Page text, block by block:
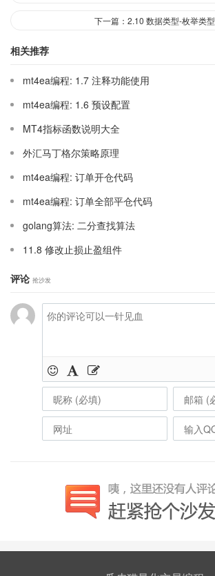
下一篇：2.10 数据类型-枚举类型
相关推荐
mt4ea编程: 1.7 注释功能使用
mt4ea编程: 1.6 预设配置
MT4指标函数说明大全
外汇马丁格尔策略原理
mt4ea编程: 订单开仓代码
mt4ea编程: 订单全部平仓代码
golang算法: 二分查找算法
11.8 修改止损止盈组件
评论 抢沙发